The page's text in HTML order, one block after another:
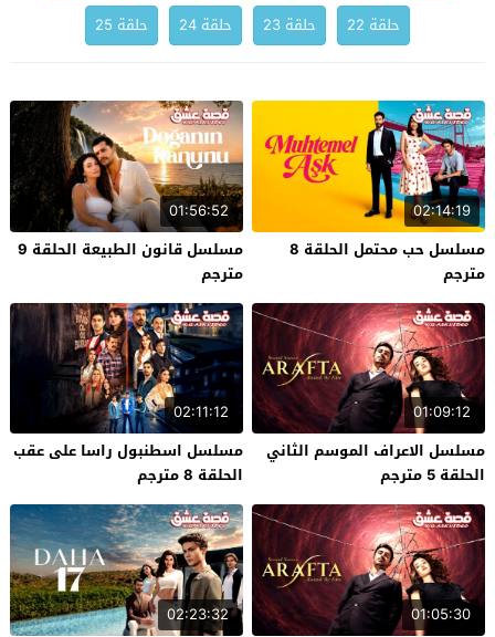
حلقة 22
حلقة 23 حلقة 24 حلقة 25
02:14:19
مسلسل حب محتمل الحلقة 8
مترجم
01:56:52
مسلسل قانون الطبيعة الحلقة 9
مترجم
01:09:12
مسلسل الاعراف الموسم الثاني
الحلقة 5 مترجم
02:11:12
مسلسل اسطنبول راسا على عقب
الحلقة 8 مترجم
01:05:30
02:23:32